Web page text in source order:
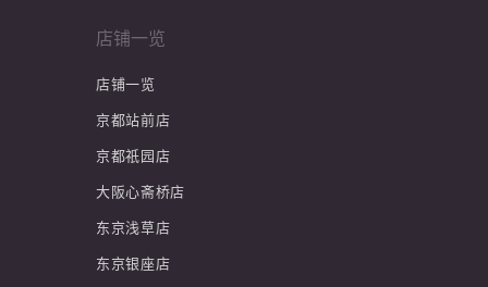
店铺一览
店铺一览
京都站前店
京都祇园店
大阪心斋桥店
东京浅草店
东京银座店